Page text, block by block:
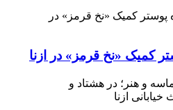
کمیک «نخ قرمز» در ازنا